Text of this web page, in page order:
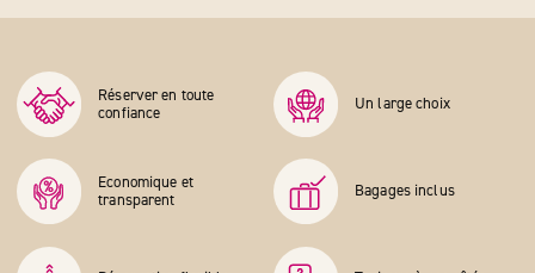
Réserver en toute
confiance
Un large choix
Economique et
transparent
Bagages inclus